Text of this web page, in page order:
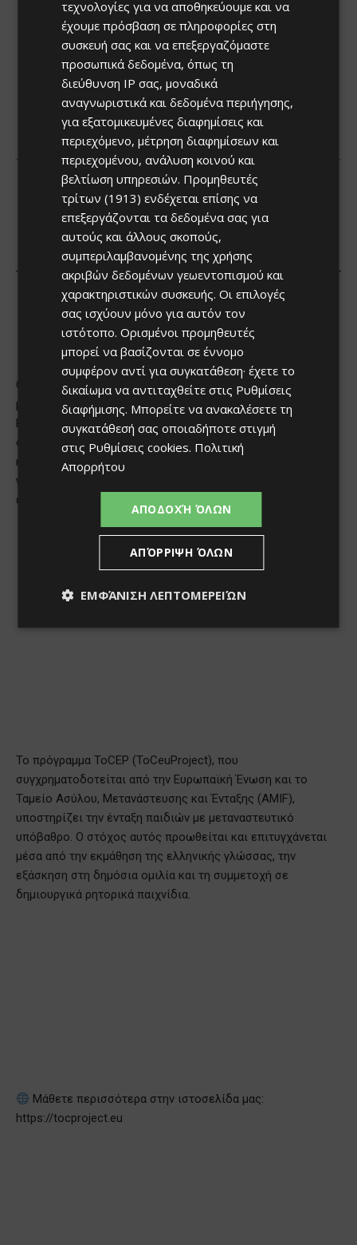
τεχνολογίες για να αποθηκεύουμε και να
έχουμε πρόσβαση σε πληροφορίες στη
συσκευή σας και να επεξεργαζόμαστε
προσωπικά δεδομένα, όπως τη
διεύθυνση IP σας, μοναδικά
αναγνωριστικά και δεδομένα περιήγησης,
για εξατομικευμένες διαφημίσεις και
περιεχόμενο, μέτρηση διαφημίσεων και
περιεχομένου, ανάλυση κοινού και
βελτίωση υπηρεσιών. Προμηθευτές
τρίτων (1913) ενδέχεται επίσης να
επεξεργάζονται τα δεδομένα σας για
αυτούς και άλλους σκοπούς,
συμπεριλαμβανομένης της χρήσης
ακριβών δεδομένων γεωεντοπισμού και
χαρακτηριστικών συσκευής. Οι επιλογές
σας ισχύουν μόνο για αυτόν τον
ιστότοπο. Ορισμένοι προμηθευτές
μπορεί να βασίζονται σε έννομο
συμφέρον αντί για συγκατάθεση· έχετε το
δικαίωμα να αντιταχθείτε στις Ρυθμίσεις
διαφήμισης. Μπορείτε να ανακαλέσετε τη
συγκατάθεσή σας οποιαδήποτε στιγμή
στις Ρυθμίσεις cookies. Πολιτική
Απορρήτου
ΑΠΟΔΟΧΉ ΌΛΩΝ
ΑΠΌΡΡΙΨΗ ΌΛΩΝ
ΕΜΦΆΝΙΣΗ ΛΕΠΤΟΜΕΡΕΙΏΝ